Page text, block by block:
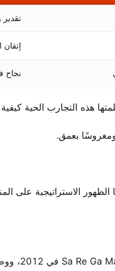
إتقان
نجاح
هذه التجارب الحية كيفية
ومغروسًا بعمق.
الاستراتيجية على